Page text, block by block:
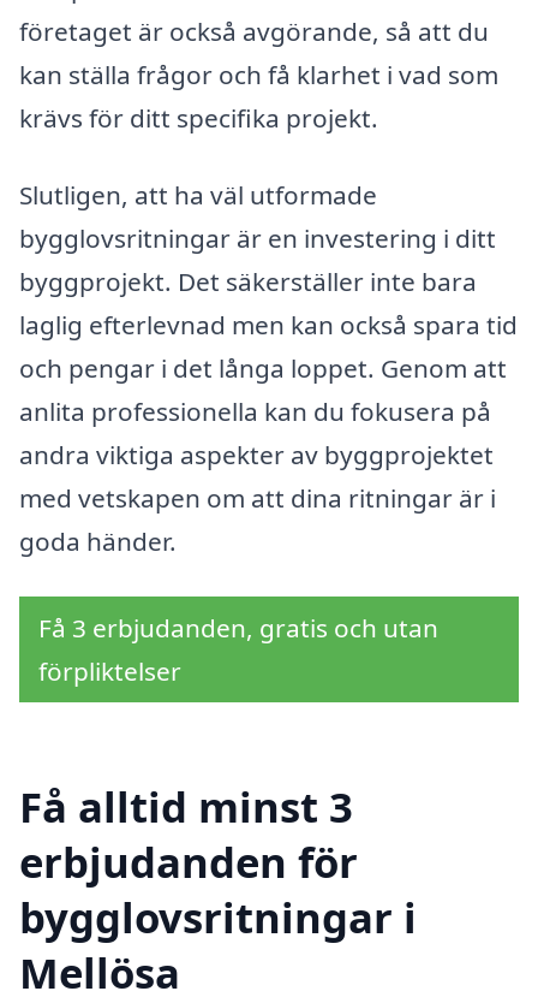
företaget är också avgörande, så att du
kan ställa frågor och få klarhet i vad som
krävs för ditt specifika projekt.
Slutligen, att ha väl utformade
bygglovsritningar är en investering i ditt
byggprojekt. Det säkerställer inte bara
laglig efterlevnad men kan också spara tid
och pengar i det långa loppet. Genom att
anlita professionella kan du fokusera på
andra viktiga aspekter av byggprojektet
med vetskapen om att dina ritningar är i
goda händer.
Få 3 erbjudanden, gratis och utan
förpliktelser
Få alltid minst 3
erbjudanden för
bygglovsritningar i
Mellösa